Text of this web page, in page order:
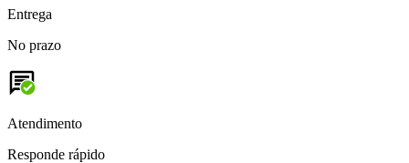
Entrega
No prazo
Atendimento
Responde rápido